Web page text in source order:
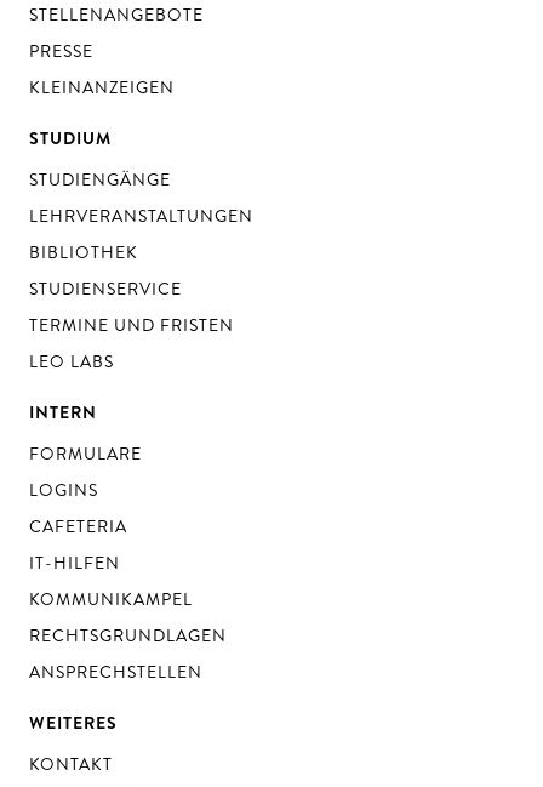
STELLENANGEBOTE
PRESSE
KLEINANZEIGEN
STUDIUM
STUDIENGÄNGE
LEHRVERANSTALTUNGEN
BIBLIOTHEK
STUDIENSERVICE
TERMINE UND FRISTEN
LEO LABS
INTERN
FORMULARE
LOGINS
CAFETERIA
IT-HILFEN
KOMMUNIKAMPEL
RECHTSGRUNDLAGEN
ANSPRECHSTELLEN
WEITERES
KONTAKT